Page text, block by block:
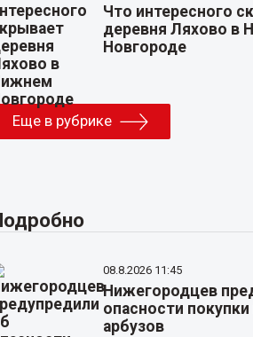
Что интересного
деревня Ляхово в
Новгороде
Еще в рубрике
08.8.2026 11:45
Нижегородцев
опасности
арбузов